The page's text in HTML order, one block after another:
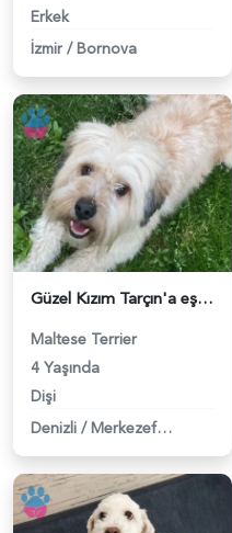
Erkek
İzmir / Bornova
Güzel Kızım Tarçın'a eş arıyorum - 118983728
Maltese Terrier
4 Yaşında
Dişi
Denizli / Merkezefendi